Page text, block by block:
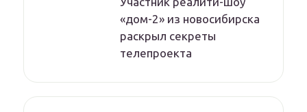
«дом-2» из новосибирска
раскрыл секреты
телепроекта